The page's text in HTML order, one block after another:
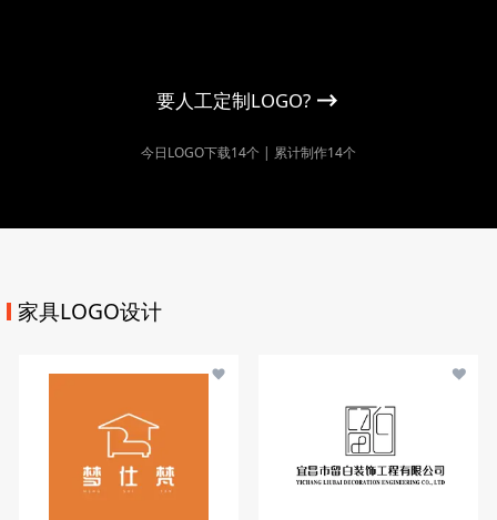
要人工定制LOGO?
今日LOGO下载14个 | 累计制作14个
家具LOGO设计